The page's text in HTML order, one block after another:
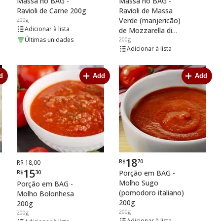
Ravioli de Carne 200g
200g
lista
Últimas unidades
Ravioli de Massa
Verde (manjericão)
de Mozzarella di
Bufala 200g
200g
lista
Add
De
R$ 18,00Por
R$1530
Porção em BAG -
Molho Bolonhesa
200g
200g
Add
Por
R$1870
Porção em BAG -
Molho Sugo
(pomodoro italiano)
200g
200g